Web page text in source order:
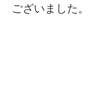
ございました。